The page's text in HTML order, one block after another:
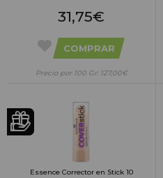
31,75€
COMPRAR
Precio por 100 Gr: 127,00€
Essence Corrector en Stick 10